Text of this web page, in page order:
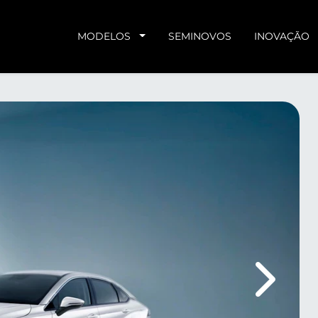
MODELOS SEMINOVOS INOVAÇÃO
Próximo